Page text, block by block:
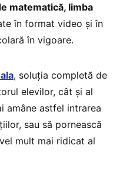
matematică, limba
în format video și în
în vigoare.
, soluția completă de
elevilor, cât și al
amâne astfel intrarea
sau să pornească
mult mai ridicat al